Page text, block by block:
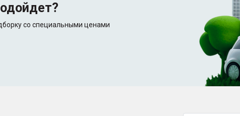
со специальными ценами